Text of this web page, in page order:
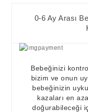
0-6 Ay Arası
Bebeğinizi
bizim ve onun
bebeğinizin
kazaları en
doğurabileceği